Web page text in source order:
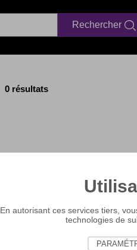
Rechercher
0 résultats
En autorisant ces services tiers,
technologies de